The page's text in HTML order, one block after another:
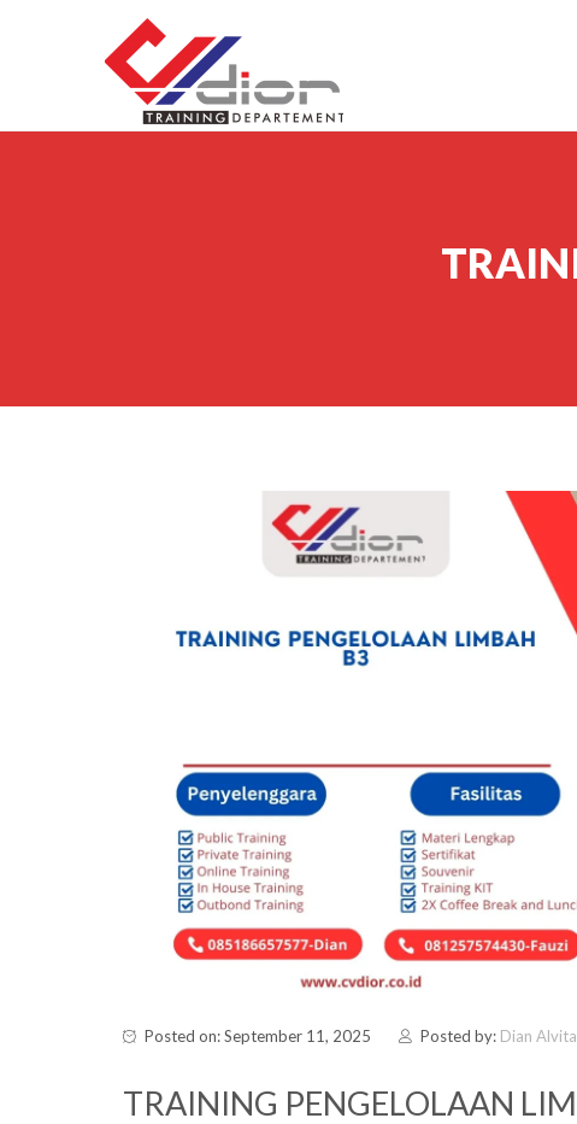
Posted on: September 11, 2025 Posted by: Dian Alvita
TRAINING PENGELOLAAN